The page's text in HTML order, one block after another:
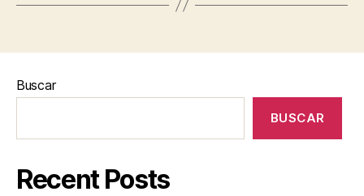
Buscar
BUSCAR
Recent Posts